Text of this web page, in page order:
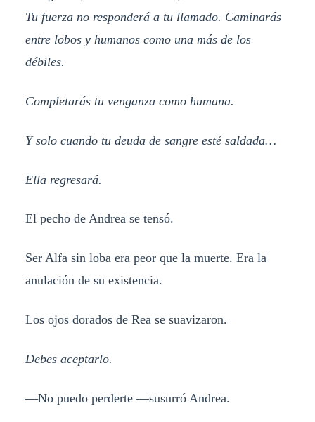
Tu fuerza no responderá a tu llamado. Caminarás
entre lobos y humanos como una más de los
débiles.
Completarás tu venganza como humana.
Y solo cuando tu deuda de sangre esté saldada…
Ella regresará.
El pecho de Andrea se tensó.
Ser Alfa sin loba era peor que la muerte. Era la
anulación de su existencia.
Los ojos dorados de Rea se suavizaron.
Debes aceptarlo.
—No puedo perderte —susurró Andrea.